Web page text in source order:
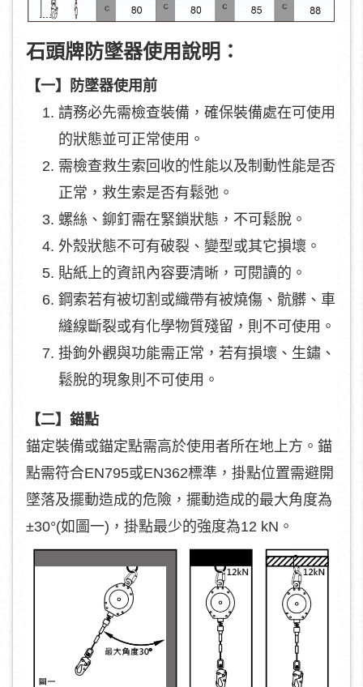
石頭牌防墜器使用說明：
【一】防墜器使用前
請務必先需檢查裝備，確保裝備處在可使用
的狀態並可正常使用。
需檢查救生索回收的性能以及制動性能是否
正常，救生索是否有鬆弛。
螺絲、鉚釘需在緊鎖狀態，不可鬆脫。
外殼狀態不可有破裂、變型或其它損壞。
貼紙上的資訊內容要清晰，可閱讀的。
鋼索若有被切割或織帶有被燒傷、骯髒、車
縫線斷裂或有化學物質殘留，則不可使用。
掛鉤外觀與功能需正常，若有損壞、生鏽、
鬆脫的現象則不可使用。
【二】錨點
錨定裝備或錨定點需高於使用者所在地上方。錨
點需符合EN795或EN362標準，掛點位置需避開
墜落及擺動造成的危險，擺動造成的最大角度為
±30°(如圖一)，掛點最少的強度為12 kN。